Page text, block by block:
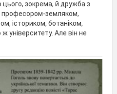
зокрема, й дружба з
земляком,
істориком, ботаніком,
університету. Але він не